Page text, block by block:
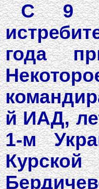
С 9
года
й ИАД,
1-м